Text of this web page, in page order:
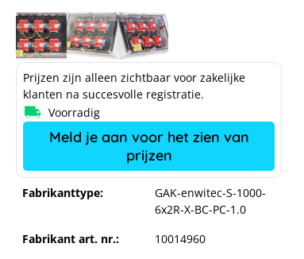
Fabrikanttype:
GAK-enwitec-S-1000-
6x2R-X-BC-PC-1.0
Fabrikant art. nr.:
10014960
Prijzen zijn alleen zichtbaar voor zakelijke
klanten na succesvolle registratie.
Voorradig
Meld je aan voor het zien van
prijzen